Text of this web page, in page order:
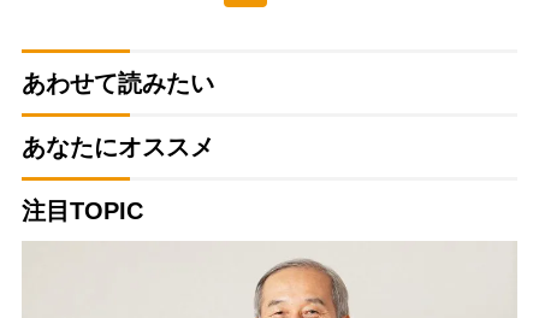
あわせて読みたい
あなたにオススメ
注目TOPIC